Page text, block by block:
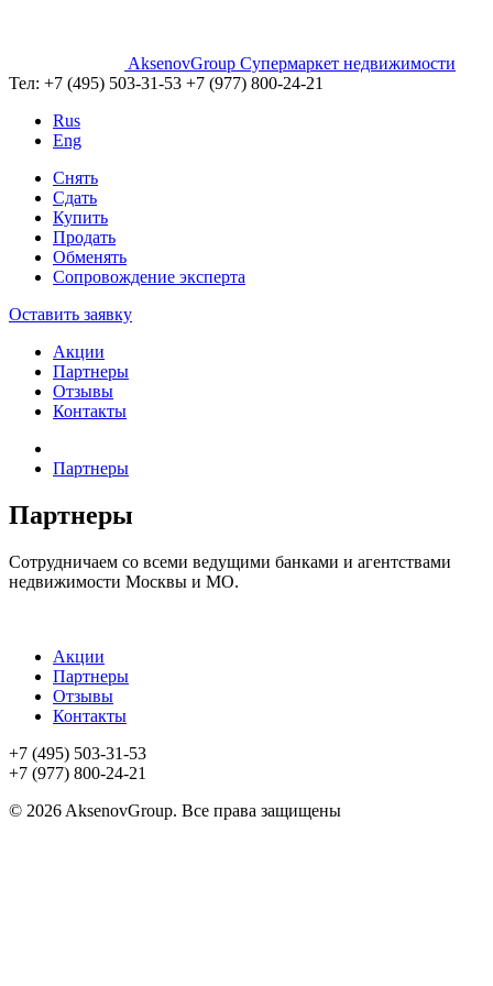
AksenovGroup Супермаркет недвижимости
Тел: +7 (495) 503-31-53 +7 (977) 800-24-21
Rus
Eng
Снять
Сдать
Купить
Продать
Обменять
Сопровождение эксперта
Оставить заявку
Акции
Партнеры
Отзывы
Контакты
Партнеры
Партнеры
Сотрудничаем со всеми ведущими банками и агентствами
недвижимости Москвы и МО.
Акции
Партнеры
Отзывы
Контакты
+7 (495) 503-31-53
+7 (977) 800-24-21
© 2026 AksenovGroup. Все права защищены